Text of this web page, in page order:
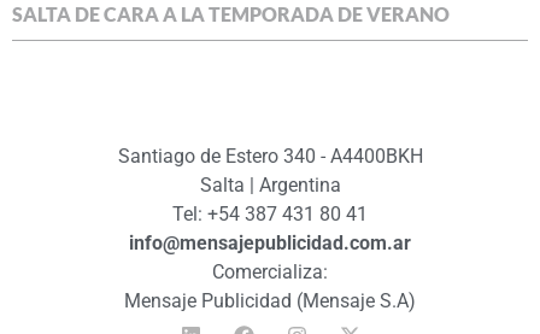
SALTA DE CARA A LA TEMPORADA DE VERANO
Santiago de Estero 340 - A4400BKH
Salta | Argentina
Tel: +54 387 431 80 41
info@mensajepublicidad.com.ar
Comercializa:
Mensaje Publicidad (Mensaje S.A)